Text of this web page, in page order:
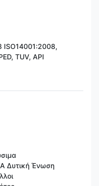
ISO14001:2008,
TUV, API
Δυτική Ένωση